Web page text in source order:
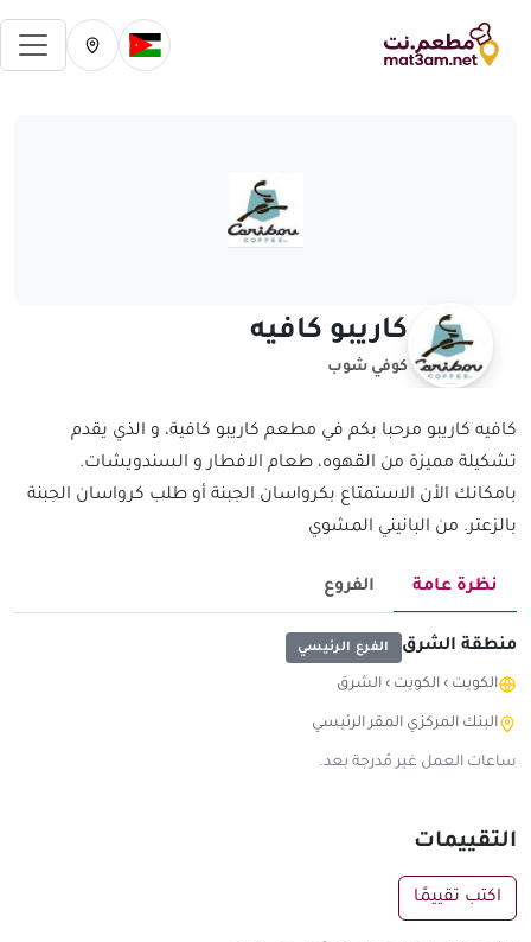
تغيير الدولة الحالية
تغيير المدينة
كاريبو كافيه
كوفي شوب
كافيه كاريبو مرحبا بكم في مطعم كاريبو كافية، و الذي يقدم
تشكيلة مميزة من القهوه، طعام الافطار و السندويشات.
بامكانك الأن الاستمتاع بكرواسان الجبنة أو طلب كرواسان الجبنة
بالزعتر. من البانيني المشوي
نظرة عامة الفروع
منطقة الشرق الفرع الرئيسي
الكويت › الكويت › الشرق
البنك المركزي المقر الرئيسي
ساعات العمل غير مُدرجة بعد.
التقييمات
اكتب تقييمًا